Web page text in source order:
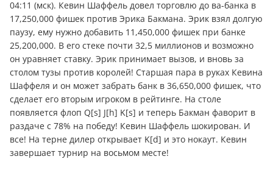
04:11 (мск). Кевин Шаффель довел торговлю до ва-банка в
17,250,000 фишек против Эрика Бакмана. Эрик взял долгую
паузу, ему нужно добавить 11,450,000 фишек при банке
25,200,000. В его стеке почти 32,5 миллионов и возможно
он уравняет ставку. Эрик принимает вызов, и вновь за
столом тузы против королей! Старшая пара в руках Кевина
Шаффеля и он может забрать банк в 36,650,000 фишек, что
сделает его вторым игроком в рейтинге. На столе
появляется флоп Q[s] J[h] K[s] и теперь Бакман фаворит в
раздаче с 78% на победу! Кевин Шаффель шокирован. И
все! На терне дилер открывает K[d] и это нокаут. Кевин
завершает турнир на восьмом месте!